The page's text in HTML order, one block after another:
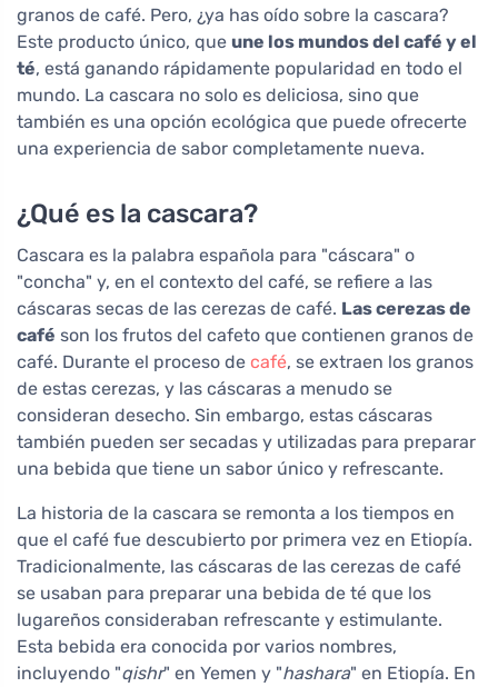
granos de café. Pero, ¿ya has oído sobre la cascara?
Este producto único, que une los mundos del café y el
té, está ganando rápidamente popularidad en todo el
mundo. La cascara no solo es deliciosa, sino que
también es una opción ecológica que puede ofrecerte
una experiencia de sabor completamente nueva.
¿Qué es la cascara?
Cascara es la palabra española para "cáscara" o
"concha" y, en el contexto del café, se refiere a las
cáscaras secas de las cerezas de café. Las cerezas de
café son los frutos del cafeto que contienen granos de
café. Durante el proceso de café, se extraen los granos
de estas cerezas, y las cáscaras a menudo se
consideran desecho. Sin embargo, estas cáscaras
también pueden ser secadas y utilizadas para preparar
una bebida que tiene un sabor único y refrescante.
La historia de la cascara se remonta a los tiempos en
que el café fue descubierto por primera vez en Etiopía.
Tradicionalmente, las cáscaras de las cerezas de café
se usaban para preparar una bebida de té que los
lugareños consideraban refrescante y estimulante.
Esta bebida era conocida por varios nombres,
incluyendo "qishr" en Yemen y "hashara" en Etiopía. En